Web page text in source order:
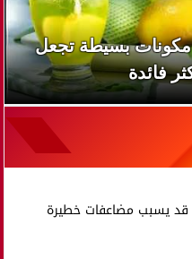
مكونات بسيطة تجعل
فائدة
يسبب مضاعفات خطيرة